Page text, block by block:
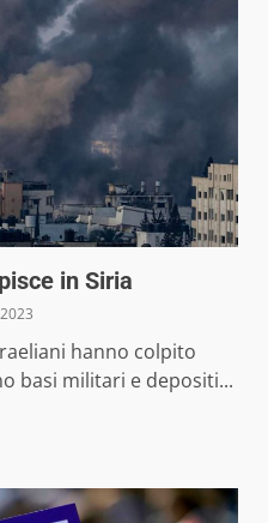
in Siria
hanno colpito
basi militari e depositi...